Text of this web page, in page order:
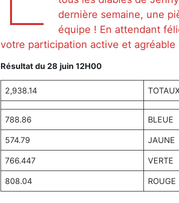
dernière semaine, une
équipe ! En attendant
votre participation active et agréable
Résultat du 28 juin 12H00
2,938.14
788.86 BLEUE
574.79 JAUNE
766.447 VERTE
808.04 ROUGE